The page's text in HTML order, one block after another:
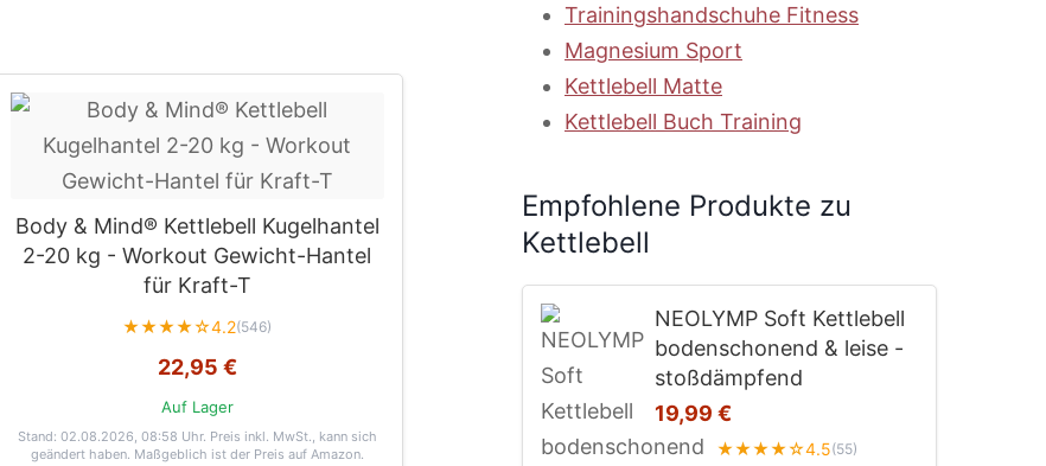
Body & Mind® Kettlebell Kugelhantel
2-20 kg - Workout Gewicht-Hantel
für Kraft-T
★★★★☆4.2(546)
22,95 €
Auf Lager
Stand: 02.08.2026, 08:58 Uhr. Preis inkl. MwSt., kann sich
geändert haben. Maßgeblich ist der Preis auf Amazon.
Trainingshandschuhe Fitness
Magnesium Sport
Kettlebell Matte
Kettlebell Buch Training
Empfohlene Produkte zu
Kettlebell
NEOLYMP Soft Kettlebell
bodenschonend & leise -
stoßdämpfend
19,99 €
★★★★☆4.5(55)